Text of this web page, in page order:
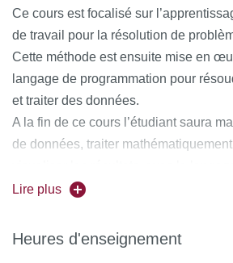
Ce cours est focalisé sur
de travail pour la résolution de
Cette méthode est ensuite mise en
langage de programmation pour
et traiter des données.
A la fin de ce cours l’étudiant saura
de données, traiter
Python.
les autres cours ou les années
Lire plus
Heures d'enseignement